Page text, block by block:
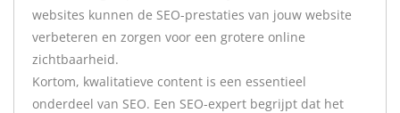
websites kunnen de SEO-prestaties van jouw website
verbeteren en zorgen voor een grotere online
zichtbaarheid.
Kortom, kwalitatieve content is een essentieel
onderdeel van SEO. Een SEO-expert begrijpt dat het